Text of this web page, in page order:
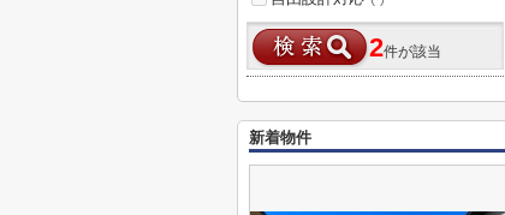
2件が該当
新着物件